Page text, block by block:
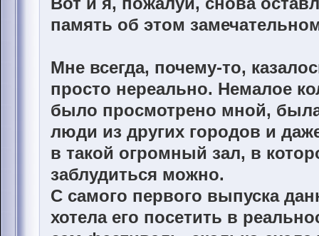
память об этом
Мне всегда, почему-то,
просто нереально. Немалое
было просмотрено мной,
люди из других городов и
в такой огромный зал, в
заблудиться можно.
С самого первого выпуска
хотела его посетить в